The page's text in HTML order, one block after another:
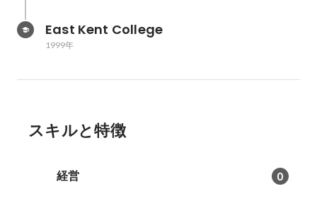
East Kent College
1999年
スキルと特徴
経営 0